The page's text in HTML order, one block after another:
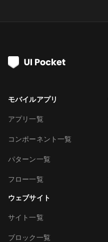
モバイルアプリ
アプリ一覧
コンポーネント一覧
パターン一覧
フロー一覧
ウェブサイト
サイト一覧
ブロック一覧